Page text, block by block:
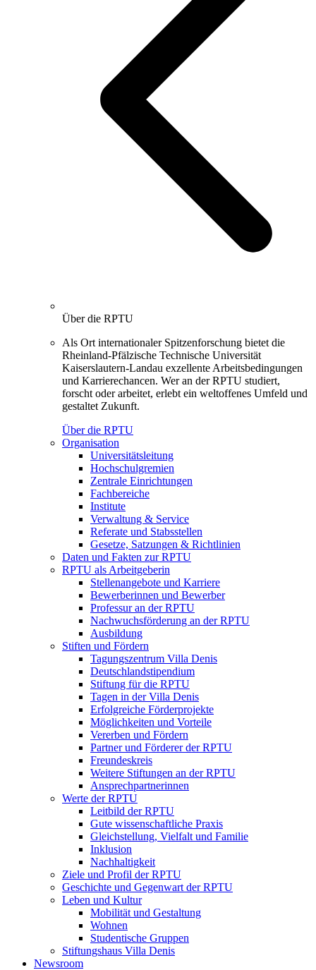
Über die RPTU
Als Ort internationaler Spitzenforschung bietet die
Rheinland-Pfälzische Technische Universität
Kaiserslautern-Landau exzellente Arbeitsbedingungen
und Karrierechancen. Wer an der RPTU studiert,
forscht oder arbeitet, erlebt ein weltoffenes Umfeld und
gestaltet Zukunft.
Über die RPTU
Organisation
Universitätsleitung
Hochschulgremien
Zentrale Einrichtungen
Fachbereiche
Institute
Verwaltung & Service
Referate und Stabsstellen
Gesetze, Satzungen & Richtlinien
Daten und Fakten zur RPTU
RPTU als Arbeitgeberin
Stellenangebote und Karriere
Bewerberinnen und Bewerber
Professur an der RPTU
Nachwuchsförderung an der RPTU
Ausbildung
Stiften und Fördern
Tagungszentrum Villa Denis
Deutschlandstipendium
Stiftung für die RPTU
Tagen in der Villa Denis
Erfolgreiche Förderprojekte
Möglichkeiten und Vorteile
Vererben und Fördern
Partner und Förderer der RPTU
Freundeskreis
Weitere Stiftungen an der RPTU
Ansprechpartnerinnen
Werte der RPTU
Leitbild der RPTU
Gute wissenschaftliche Praxis
Gleichstellung, Vielfalt und Familie
Inklusion
Nachhaltigkeit
Ziele und Profil der RPTU
Geschichte und Gegenwart der RPTU
Leben und Kultur
Mobilität und Gestaltung
Wohnen
Studentische Gruppen
Stiftungshaus Villa Denis
Newsroom